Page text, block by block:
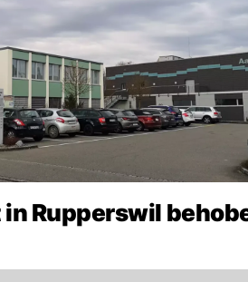
Rupperswil